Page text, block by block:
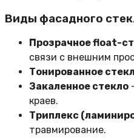
Виды фасадного
Прозрачное float-
связи с внешним
Тонированное
Закаленное стекло
краев.
Триплекс
травмирование.